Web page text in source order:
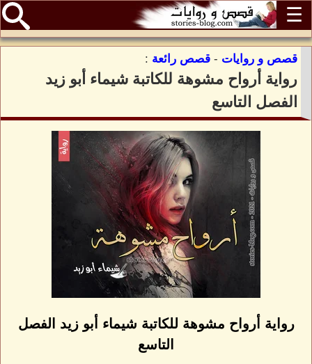
☰
قصص و روايات - قصص رائعة :
رواية أرواح مشوهة للكاتبة شيماء أبو زيد
الفصل التاسع
رواية أرواح مشوهة للكاتبة شيماء أبو زيد الفصل
التاسع